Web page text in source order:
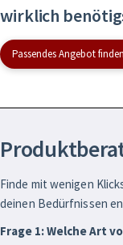
wirklich
Passendes Angebot finden
Finde mit wenigen
deinen Bedürfnissen
Frage 1: Welche Art